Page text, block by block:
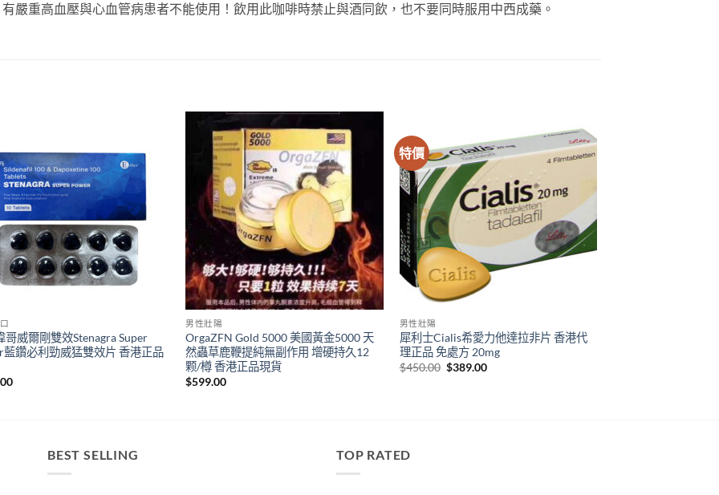
嚴重高血壓與心血管病患者不能使用！飲用此咖啡時禁止與酒同飲，也不要同時服用中西成藥。
哥威爾剛雙效Stenagra Super
鑽必利勁威猛雙效片 香港正品
男性壯陽
OrgaZFN Gold 5000 美國黃金5000 天
然蟲草鹿鞭提純無副作用 增硬持久12
颗/樽 香港正品現貨
$599.00
特價
男性壯陽
犀利士Cialis希愛力他達拉非片 香港代
理正品 免處方 20mg
$450.00 Original
$389.00Current
BEST SELLING TOP RATED